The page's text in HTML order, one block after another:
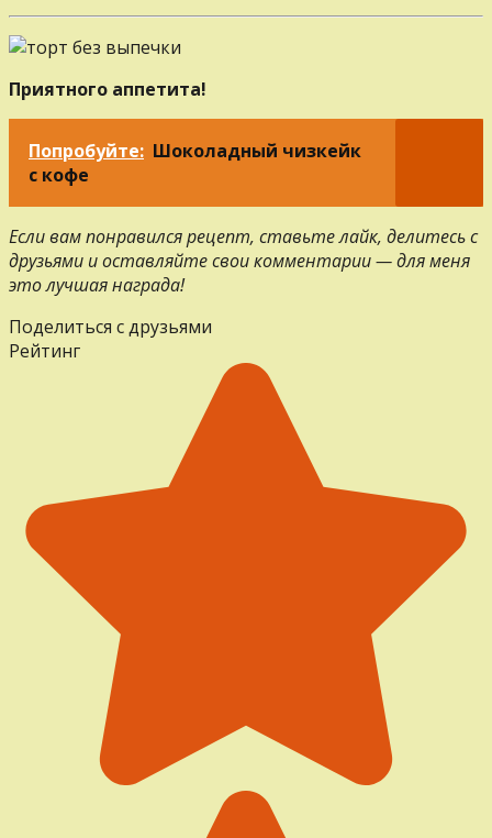
Приятного аппетита!
Попробуйте: Шоколадный чизкейк
с кофе
Если вам понравился рецепт, ставьте лайк, делитесь с
друзьями и оставляйте свои комментарии — для меня
это лучшая награда!
Поделиться с друзьями
Рейтинг